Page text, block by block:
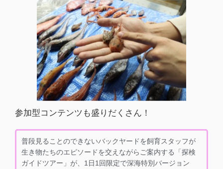
参加型コンテンツも盛りだくさん！
普段見ることのできないバックヤードを飼育スタッフが
生き物たちのエピソードを交えながらご案内する「探検
ガイドツアー」が、1日1回限定で深海特別バージョン